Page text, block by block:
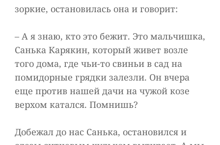
зоркие, остановилась она и говорит:
– А я знаю, кто это бежит. Это мальчишка,
Санька Карякин, который живет возле
того дома, где чьи-то свиньи в сад на
помидорные грядки залезли. Он вчера
еще против нашей дачи на чужой козе
верхом катался. Помнишь?
Добежал до нас Санька, остановился и